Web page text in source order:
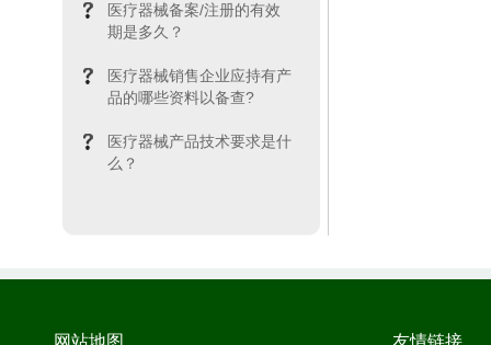
医疗器械备案/注册的有效
期是多久？
医疗器械销售企业应持有产
品的哪些资料以备查?
医疗器械产品技术要求是什
么？
网站地图 友情链接